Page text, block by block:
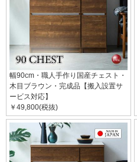
幅90cm・職人手作り国産チェスト・
木目ブラウン・完成品【搬入設置サ
ービス対応】
￥49,800(税抜)